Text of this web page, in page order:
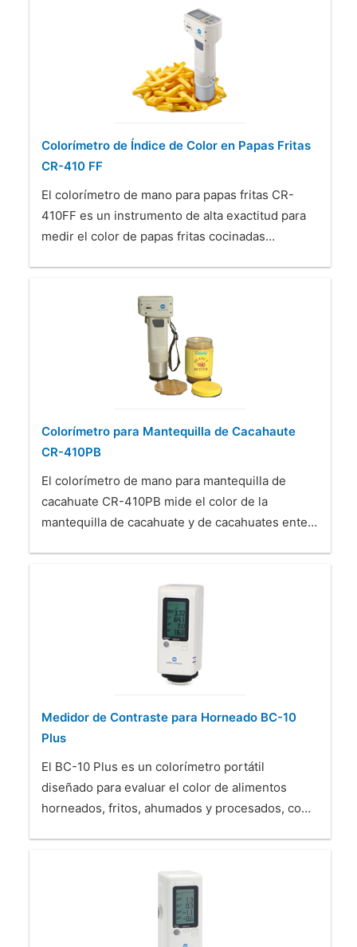
Colorímetro de Índice de Color en Papas Fritas
CR-410 FF
El colorímetro de mano para papas fritas CR-
410FF es un instrumento de alta exactitud para
medir el color de papas fritas cocinadas…
Colorímetro para Mantequilla de Cacahaute
CR-410PB
El colorímetro de mano para mantequilla de
cacahuate CR-410PB mide el color de la
mantequilla de cacahuate y de cacahuates ente…
Medidor de Contraste para Horneado BC-10
Plus
El BC-10 Plus es un colorímetro portátil
diseñado para evaluar el color de alimentos
horneados, fritos, ahumados y procesados, co…